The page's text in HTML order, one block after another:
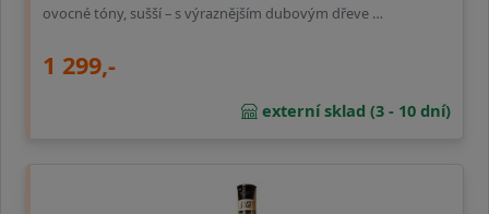
ovocné tóny, sušší – s výraznějším dubovým dřeve …
1 299,-
externí sklad (3 - 10 dní)